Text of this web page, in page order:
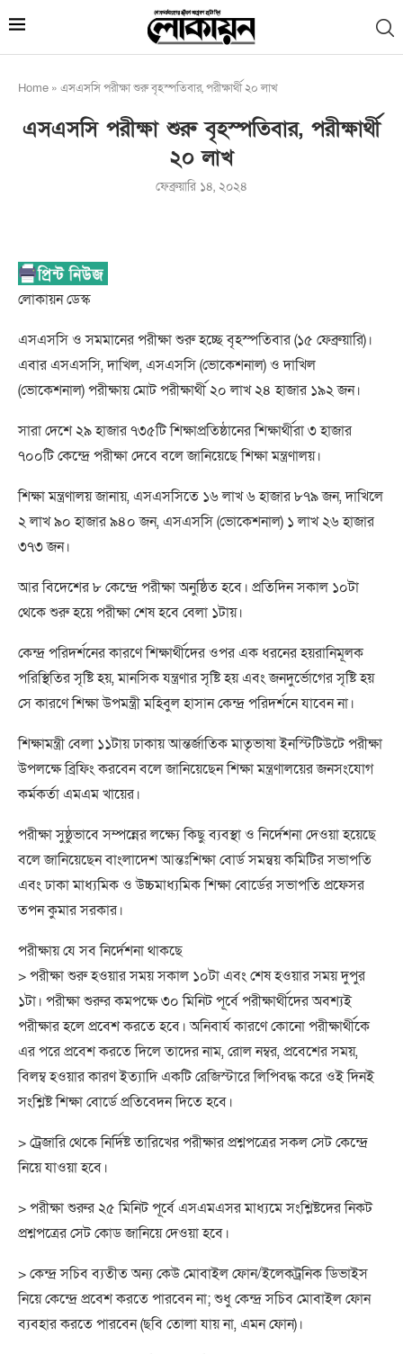
Home » এসএসসি পরীক্ষা শুরু বৃহস্পতিবার, পরীক্ষার্থী ২০ লাখ
এসএসসি পরীক্ষা শুরু বৃহস্পতিবার, পরীক্ষার্থী
২০ লাখ
ফেব্রুয়ারি ১৪, ২০২৪
লোকায়ন ডেস্ক
এসএসসি ও সমমানের পরীক্ষা শুরু হচ্ছে বৃহস্পতিবার (১৫ ফেব্রুয়ারি)।
এবার এসএসসি, দাখিল, এসএসসি (ভোকেশনাল) ও দাখিল
(ভোকেশনাল) পরীক্ষায় মোট পরীক্ষার্থী ২০ লাখ ২৪ হাজার ১৯২ জন।
সারা দেশে ২৯ হাজার ৭৩৫টি শিক্ষাপ্রতিষ্ঠানের শিক্ষার্থীরা ৩ হাজার
৭০০টি কেন্দ্রে পরীক্ষা দেবে বলে জানিয়েছে শিক্ষা মন্ত্রণালয়।
শিক্ষা মন্ত্রণালয় জানায়, এসএসসিতে ১৬ লাখ ৬ হাজার ৮৭৯ জন, দাখিলে
২ লাখ ৯০ হাজার ৯৪০ জন, এসএসসি (ভোকেশনাল) ১ লাখ ২৬ হাজার
৩৭৩ জন।
আর বিদেশের ৮ কেন্দ্রে পরীক্ষা অনুষ্ঠিত হবে। প্রতিদিন সকাল ১০টা
থেকে শুরু হয়ে পরীক্ষা শেষ হবে বেলা ১টায়।
কেন্দ্র পরিদর্শনের কারণে শিক্ষার্থীদের ওপর এক ধরনের হয়রানিমূলক
পরিস্থিতির সৃষ্টি হয়, মানসিক যন্ত্রণার সৃষ্টি হয় এবং জনদুর্ভোগের সৃষ্টি হয়
সে কারণে শিক্ষা উপমন্ত্রী মহিবুল হাসান কেন্দ্র পরিদর্শনে যাবেন না।
শিক্ষামন্ত্রী বেলা ১১টায় ঢাকায় আন্তর্জাতিক মাতৃভাষা ইনস্টিটিউটে পরীক্ষা
উপলক্ষে ব্রিফিং করবেন বলে জানিয়েছেন শিক্ষা মন্ত্রণালয়ের জনসংযোগ
কর্মকর্তা এমএম খায়ের।
পরীক্ষা সুষ্ঠুভাবে সম্পন্নের লক্ষ্যে কিছু ব্যবস্থা ও নির্দেশনা দেওয়া হয়েছে
বলে জানিয়েছেন বাংলাদেশ আন্তঃশিক্ষা বোর্ড সমন্বয় কমিটির সভাপতি
এবং ঢাকা মাধ্যমিক ও উচ্চমাধ্যমিক শিক্ষা বোর্ডের সভাপতি প্রফেসর
তপন কুমার সরকার।
পরীক্ষায় যে সব নির্দেশনা থাকছে
> পরীক্ষা শুরু হওয়ার সময় সকাল ১০টা এবং শেষ হওয়ার সময় দুপুর
১টা। পরীক্ষা শুরুর কমপক্ষে ৩০ মিনিট পূর্বে পরীক্ষার্থীদের অবশ্যই
পরীক্ষার হলে প্রবেশ করতে হবে। অনিবার্য কারণে কোনো পরীক্ষার্থীকে
এর পরে প্রবেশ করতে দিলে তাদের নাম, রোল নম্বর, প্রবেশের সময়,
বিলম্ব হওয়ার কারণ ইত্যাদি একটি রেজিস্টারে লিপিবদ্ধ করে ওই দিনই
সংশ্লিষ্ট শিক্ষা বোর্ডে প্রতিবেদন দিতে হবে।
> ট্রেজারি থেকে নির্দিষ্ট তারিখের পরীক্ষার প্রশ্নপত্রের সকল সেট কেন্দ্রে
নিয়ে যাওয়া হবে।
> পরীক্ষা শুরুর ২৫ মিনিট পূর্বে এসএমএসর মাধ্যমে সংশ্লিষ্টদের নিকট
প্রশ্নপত্রের সেট কোড জানিয়ে দেওয়া হবে।
> কেন্দ্র সচিব ব্যতীত অন্য কেউ মোবাইল ফোন/ইলেকট্রনিক ডিভাইস
নিয়ে কেন্দ্রে প্রবেশ করতে পারবেন না; শুধু কেন্দ্র সচিব মোবাইল ফোন
ব্যবহার করতে পারবেন (ছবি তোলা যায় না, এমন ফোন)।